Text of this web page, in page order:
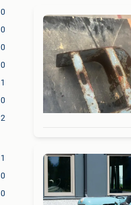
0
0
0
0
1
0
2
1
0
0